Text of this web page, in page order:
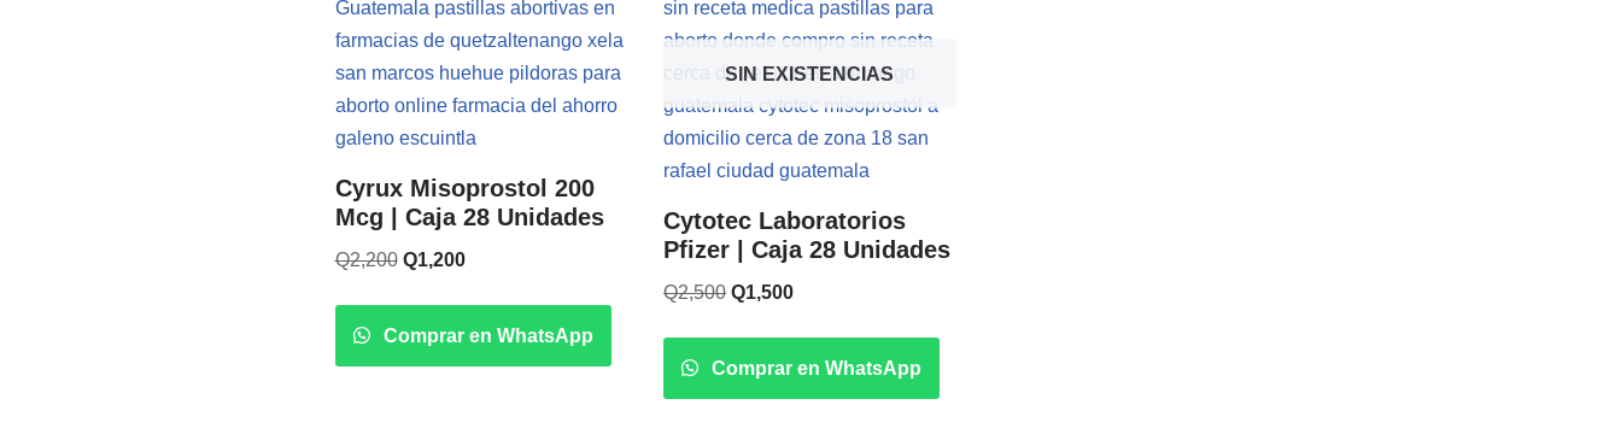
Cyrux Misoprostol 200
Mcg | Caja 28 Unidades
Q2,200 Q1,200
Comprar en WhatsApp
SIN EXISTENCIAS
Cytotec Laboratorios
Pfizer | Caja 28 Unidades
Q2,500 Q1,500
Comprar en WhatsApp